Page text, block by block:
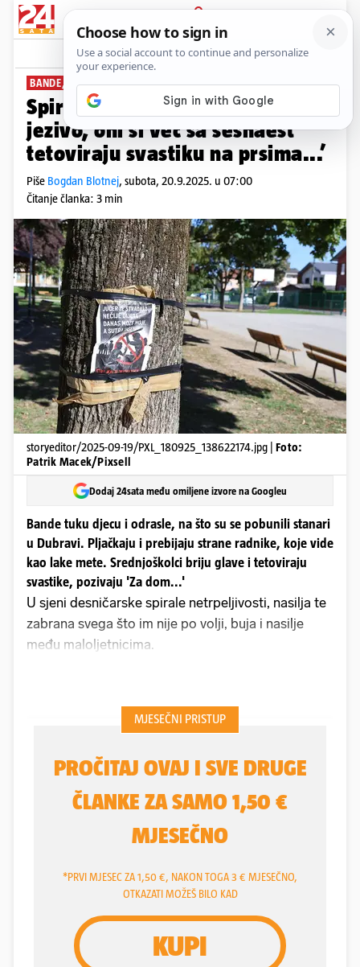
PRIJAVA
News Komentari
BANDE, PLJAČKE, TUČNJAVE PLUS+
Spirala nasilja kod djece: ‘Ma
jezivo, oni si već sa šesnaest
tetoviraju svastiku na prsima...’
Piše Bogdan Blotnej, subota, 20.9.2025. u 07:00
Čitanje članka: 3 min
storyeditor/2025-09-19/PXL_180925_138622174.jpg | Foto:
Patrik Macek/Pixsell
Dodaj 24sata među omiljene izvore na Googleu
Bande tuku djecu i odrasle, na što su se pobunili stanari
u Dubravi. Pljačkaju i prebijaju strane radnike, koje vide
kao lake mete. Srednjoškolci briju glave i tetoviraju
svastike, pozivaju 'Za dom...'
U sjeni desničarske spirale netrpeljivosti, nasilja te
zabrana svega što im nije po volji, buja i nasilje
među maloljetnicima.